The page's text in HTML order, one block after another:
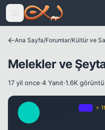
Icerige atla
Ana Sayfa/Forumlar/Kültür ve
Melekler ve
17 yil once·4 Yanıt·1.6K
⭐